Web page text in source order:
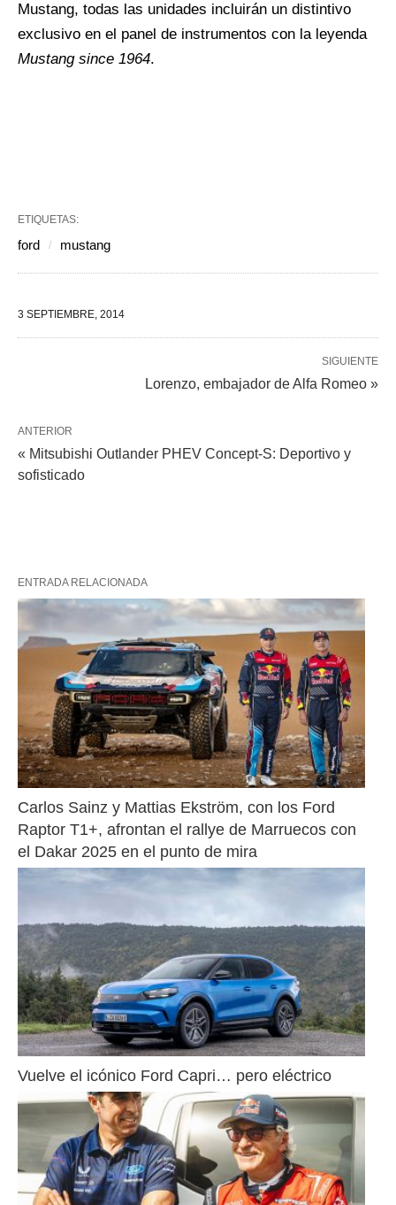
Mustang, todas las unidades incluirán un distintivo
exclusivo en el panel de instrumentos con la leyenda
Mustang since 1964.
ETIQUETAS:
ford mustang
3 SEPTIEMBRE, 2014
SIGUIENTE
Lorenzo, embajador de Alfa Romeo »
ANTERIOR
« Mitsubishi Outlander PHEV Concept-S: Deportivo y
sofisticado
ENTRADA RELACIONADA
Carlos Sainz y Mattias Ekström, con los Ford
Raptor T1+, afrontan el rallye de Marruecos con
el Dakar 2025 en el punto de mira
Vuelve el icónico Ford Capri… pero eléctrico